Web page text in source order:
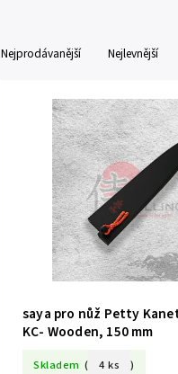
Nejprodávanější Nejlevnější
saya pro nůž Petty
KC- Wooden, 150 mm
Skladem ( 4 ks )